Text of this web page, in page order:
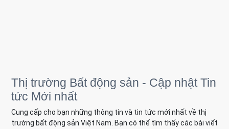
Thị trường Bất động sản - Cập nhật Tin
tức Mới nhất
Cung cấp cho bạn những thông tin và tin tức mới nhất về thị
trường bất động sản Việt Nam. Bạn có thể tìm thấy các bài viết